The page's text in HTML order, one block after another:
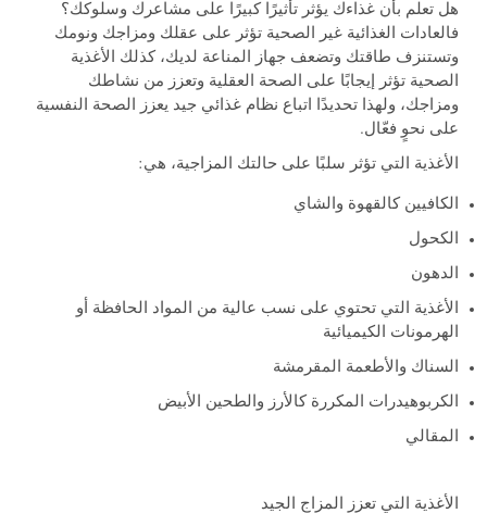
هل تعلم بأن غذاءك يؤثر تأثيرًا كبيرًا على مشاعرك وسلوكك؟
فالعادات الغذائية غير الصحية تؤثر على عقلك ومزاجك ونومك
وتستنزف طاقتك وتضعف جهاز المناعة لديك، كذلك الأغذية
الصحية تؤثر إيجابًا على الصحة العقلية وتعزز من نشاطك
ومزاجك، ولهذا تحديدًا اتباع نظام غذائي جيد يعزز الصحة النفسية
على نحوٍ فعّال.
الأغذية التي تؤثر سلبًا على حالتك المزاجية، هي:
الكافيين كالقهوة والشاي
الكحول
الدهون
الأغذية التي تحتوي على نسب عالية من المواد الحافظة أو
الهرمونات الكيميائية
السناك والأطعمة المقرمشة
الكربوهيدرات المكررة كالأرز والطحين الأبيض
المقالي
الأغذية التي تعزز المزاج الجيد